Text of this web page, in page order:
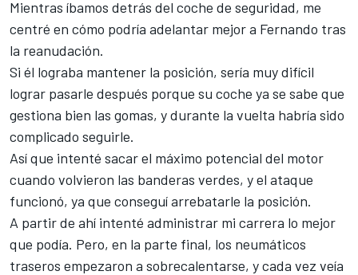
Mientras íbamos detrás del coche de seguridad, me
centré en cómo podría adelantar mejor a Fernando tras
la reanudación.
Si él lograba mantener la posición, sería muy difícil
lograr pasarle después porque su coche ya se sabe que
gestiona bien las gomas, y durante la vuelta habría sido
complicado seguirle.
Así que intenté sacar el máximo potencial del motor
cuando volvieron las banderas verdes, y el ataque
funcionó, ya que conseguí arrebatarle la posición.
A partir de ahí intenté administrar mi carrera lo mejor
que podía. Pero, en la parte final, los neumáticos
traseros empezaron a sobrecalentarse, y cada vez veía